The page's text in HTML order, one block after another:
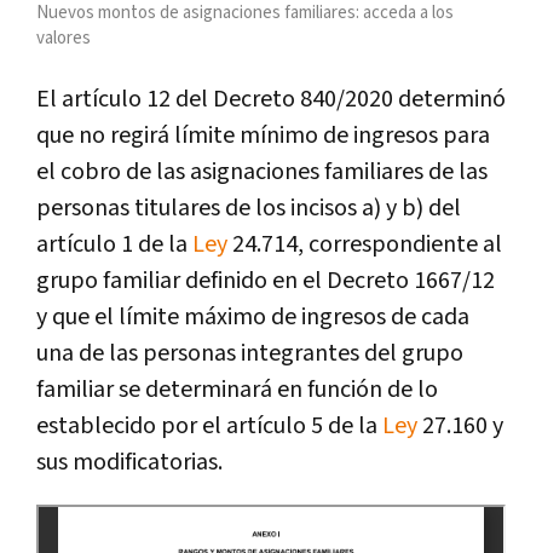
Nuevos montos de asignaciones familiares: acceda a los
valores
El artículo 12 del Decreto 840/2020 determinó
que no regirá límite mínimo de ingresos para
el cobro de las asignaciones familiares de las
personas titulares de los incisos a) y b) del
artículo 1 de la Ley24.714, correspondiente al
grupo familiar definido en el Decreto 1667/12
y que el límite máximo de ingresos de cada
una de las personas integrantes del grupo
familiar se determinará en función de lo
establecido por el artículo 5 de la Ley27.160 y
sus modificatorias.